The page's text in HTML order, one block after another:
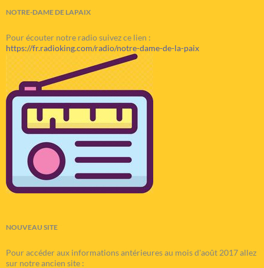
NOTRE-DAME DE LAPAIX
Pour écouter notre radio suivez ce lien :
https://fr.radioking.com/radio/notre-dame-de-la-paix
NOUVEAU SITE
Pour accéder aux informations antérieures au mois d'août 2017 allez
sur notre ancien site :